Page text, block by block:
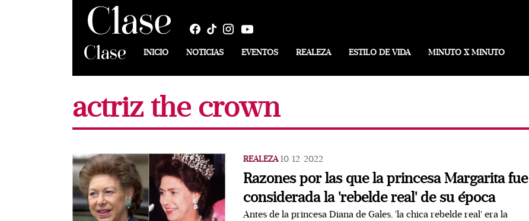
INICIO NOTICIAS EVENTOS REALEZA ESTILO DE VIDA MINUTO X MINUTO
actriz the crown
REALEZA 10/12/2022
Razones por las que la princesa Margarita fue
considerada la 'rebelde real' de su época
Antes de la princesa Diana de Gales, 'la chica rebelde real' era la